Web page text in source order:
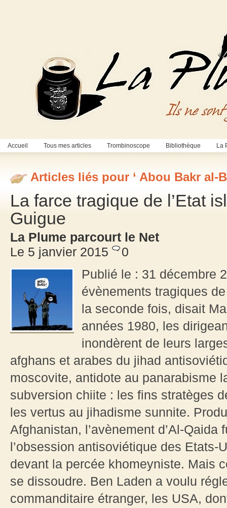
Accueil Tous mes articles Trombinoscope Bibliothèque La
Articles liés pour ‘ Abou Bakr al-
La farce tragique de l’Etat
Guigue
La Plume parcourt le Net
Le 5 janvier 2015
0
Publié le : 31 décembre
évènements tragiques
la seconde fois, disait
années 1980, les
inondèrent de leurs
afghans et arabes du jihad
moscovite, antidote au panarabisme
subversion chiite : les fins stratèges
les vertus au jihadisme sunnite.
Afghanistan, l’avènement d’Al-Qaida
l’obsession antisoviétique des Etats-
devant la percée khomeyniste. Mais
se dissoudre. Ben Laden a voulu
commanditaire étranger, les USA,